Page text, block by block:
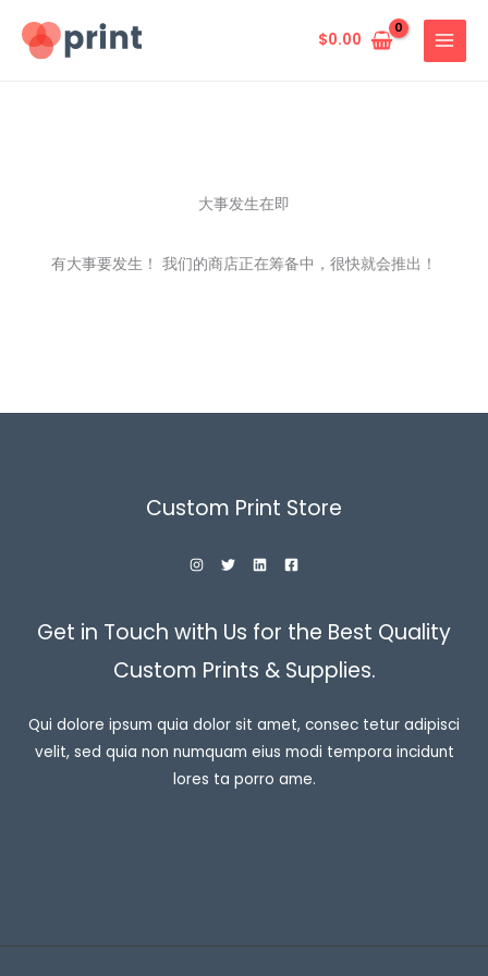
$0.00
大事发生在即
有大事要发生！ 我们的商店正在筹备中，很快就会推出！
Custom Print Store
Get in Touch with Us for the Best Quality
Custom Prints & Supplies.
Qui dolore ipsum quia dolor sit amet, consec tetur adipisci
velit, sed quia non numquam eius modi tempora incidunt
lores ta porro ame.